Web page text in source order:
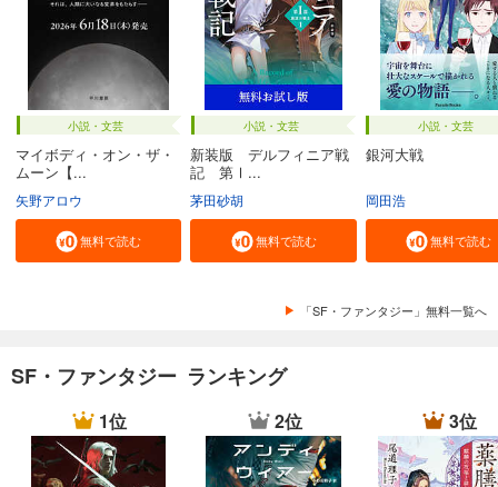
小説・文芸
マイボディ・オン・ザ・
ムーン【...
矢野アロウ
無料で読む
小説・文芸
新装版 デルフィニア戦
記 第Ⅰ...
茅田砂胡
無料で読む
小説・文芸
銀河大戦
岡田浩
無料で読む
「SF・ファンタジー」無料一覧へ
SF・ファンタジー ランキング
1位 2位 3位